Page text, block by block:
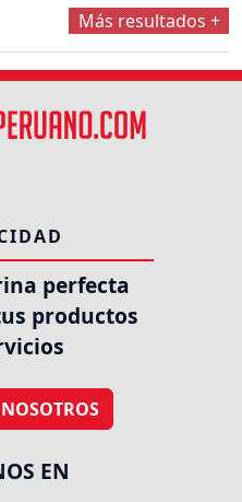
Más resultados +
perfecta
productos
EN